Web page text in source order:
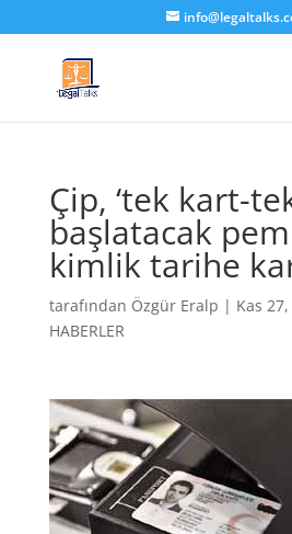
Çip, ‘tek kart-
başlatacak
kimlik tarihe
tarafından Özgür Eralp | Kas 27,
HABERLER